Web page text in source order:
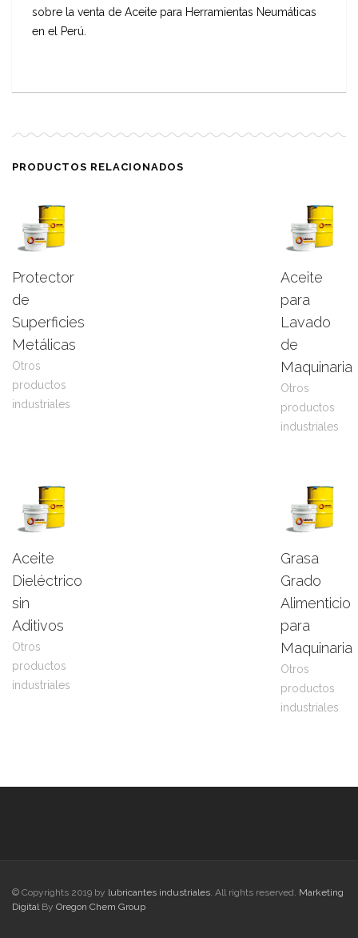
sobre la venta de Aceite para Herramientas Neumáticas
en el Perú.
PRODUCTOS RELACIONADOS
Leer
Protector
de
Superficies
Metálicas
Otros
productos
industriales
Aceite
para
Lavado
de
Maquinaria
Otros
productos
industriales
Aceite
Dieléctrico
sin
Aditivos
Otros
productos
industriales
Grasa
Grado
Alimenticio
para
Maquinaria
Otros
productos
industriales
© Copyrights 2019 by lubricantes industriales . All rights reserved. Marketing
Digital By Oregon Chem Group